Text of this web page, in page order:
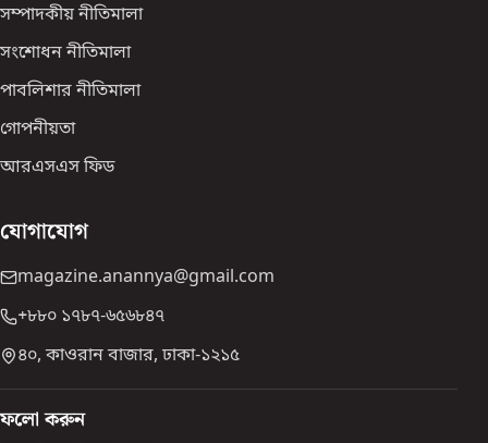
সম্পাদকীয় নীতিমালা
সংশোধন নীতিমালা
পাবলিশার নীতিমালা
গোপনীয়তা
আরএসএস ফিড
যোগাযোগ
magazine.anannya@gmail.com
+৮৮০ ১৭৮৭-৬৫৬৮৪৭
৪০, কাওরান বাজার, ঢাকা-১২১৫
ফলো করুন